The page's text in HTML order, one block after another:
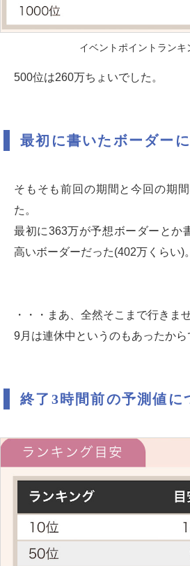
イベントポイントランキ
500位は260万ちょいでした。
最初に書いたボーダー
そもそも前回の期間と今回の期
た。
最初に363万が予想ボーダーとか
高いボーダーだった(402万くらい)。
・・・まあ、全然そこまで行きま
9月は連休中というのもあったから
終了3時間前の予測値に